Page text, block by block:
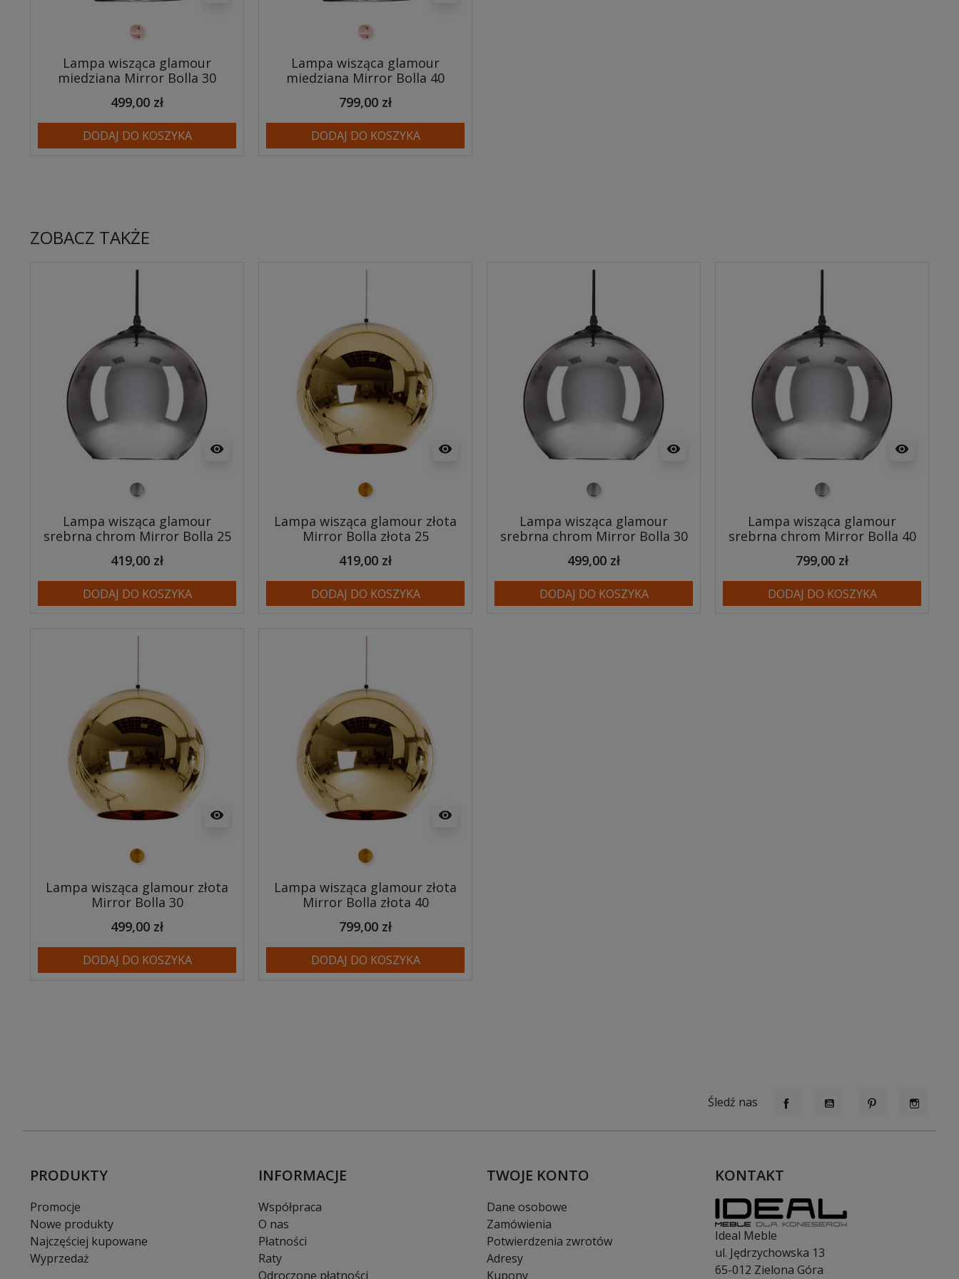
miedziany
Lampa wisząca glamour
miedziana Mirror Bolla 30
499,00 zł
DODAJ DO KOSZYKA
miedziany
Lampa wisząca glamour
miedziana Mirror Bolla 40
799,00 zł
DODAJ DO KOSZYKA
ZOBACZ TAKŻE
visibility
srebrny
Lampa wisząca glamour
srebrna chrom Mirror Bolla 25
419,00 zł
DODAJ DO KOSZYKA
visibility
złoty
Lampa wisząca glamour złota
Mirror Bolla złota 25
419,00 zł
DODAJ DO KOSZYKA
visibility
srebrny
Lampa wisząca glamour
srebrna chrom Mirror Bolla 30
499,00 zł
DODAJ DO KOSZYKA
visibility
srebrny
Lampa wisząca glamour
srebrna chrom Mirror Bolla 40
799,00 zł
DODAJ DO KOSZYKA
visibility
złoty
Lampa wisząca glamour złota
Mirror Bolla 30
499,00 zł
DODAJ DO KOSZYKA
visibility
złoty
Lampa wisząca glamour złota
Mirror Bolla złota 40
799,00 zł
DODAJ DO KOSZYKA
Śledź nas
PRODUKTY
Promocje
Nowe produkty
Najczęściej kupowane
Wyprzedaż
INFORMACJE
Współpraca
O nas
Płatności
Raty
Odroczone płatności
TWOJE KONTO
Dane osobowe
Zamówienia
Potwierdzenia zwrotów
Adresy
Kupony
KONTAKT
Ideal Meble
ul. Jędrzychowska 13
65-012 Zielona Góra